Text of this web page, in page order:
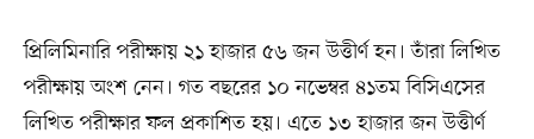
প্রিলিমিনারি পরীক্ষায় ২১ হাজার ৫৬ জন উত্তীর্ণ হন। তাঁরা লিখিত
পরীক্ষায় অংশ নেন। গত বছরের ১০ নভেম্বর ৪১তম বিসিএসের
লিখিত পরীক্ষার ফল প্রকাশিত হয়। এতে ১৩ হাজার জন উত্তীর্ণ